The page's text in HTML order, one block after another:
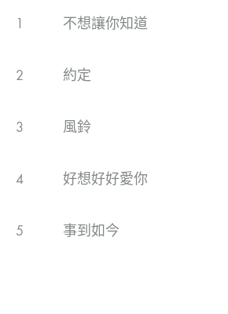
1 不想讓你知道
2 約定
3 風鈴
4 好想好好愛你
5 事到如今